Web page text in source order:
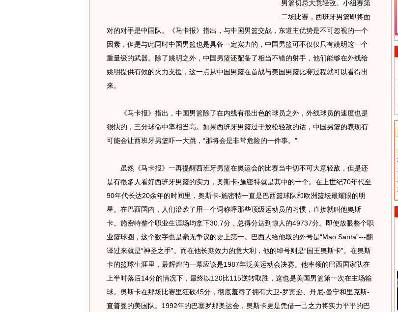
男篮切忌大意轻敌。小组赛第
二场比赛，西班牙男篮即将面
对的对手是中国队。《马卡报》指出，与中国男篮交战，东道主优势是不可忽视的一个
因素，但是与此同时中国男篮也是具备一定实力的，中国男篮可不仅仅只有姚明这一个
重量级的武器。除了姚明之外，中国男篮还配备了相当不错的射手，他们能够在外线给
姚明提供有效的火力支援，这一点从中国男篮在首战与美国男篮比赛过程就可以看得出
来。
《马卡报》指出，中国男篮除了在内线有很出色的球员之外，外线球员的速度也是
很快的，三分球命中率相当高。如果西班牙男篮过于放松轻敌的话，中国男篮的表现有
可能会让西班牙男篮吓一大跳，“那将会是非常危险的一件事。”
虽然《马卡报》一再提醒西班牙男篮在奥运会的比赛当中切不可大意轻敌，但是还
是有很多人看好西班牙男篮的实力，奥斯卡-施密特就是其中的一个。在上世纪70年代至
90年代长达20余年的时间里，奥斯卡-施密特一直是巴西篮球队和欧洲篮坛最耀眼的明
星。在巴西国内，人们沿袭了用一个词称呼那些顶级运动员的习惯，直接就叫他奥斯
卡。施密特整个职业生涯场均拿下30.7分，总得分达到惊人的49737分。即使放眼整个职
业篮球圈，这个数字也是毫无争议的史上第一。巴西人给他取的外号是“Mao Santa”---翻
译过来就是“神圣之手”。而在他长期效力的意大利，他的绰号则是“国王奥斯卡”。在奥斯
卡的篮球生涯里，最辉煌的一幕应该是1987年泛美运动会决赛。他率领的巴西国家队在
上半时落后14分的情况下，最终以120比115逆转取胜，这也是美国男篮第一次在主场输
球。奥斯卡在那场比赛里狂砍45分，彻底羞辱了拥有大卫-罗宾逊、丹尼-曼宁和里克斯-
查普曼的美国队。1992年的巴塞罗那奥运会，奥斯卡更是凭借一己之力将实力平平的巴